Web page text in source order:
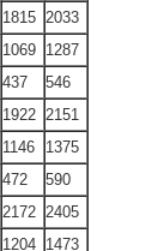
1815 2033
1069 1287
437
546
1922 2151
1146
1375
472
590
2172 2405
1204 1473